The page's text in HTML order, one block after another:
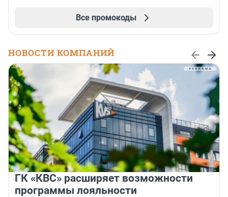
Все промокоды
НОВОСТИ КОМПАНИЙ
ГК «КВС» расширяет возможности
программы лояльности